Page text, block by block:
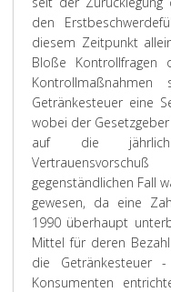
den
diesem Zeitpunkt
Bloße Kontrollfragen
Getränkesteuer eine
wobei der
auf die jährliche
gegenständlichen Fall
gewesen, da eine
1990 überhaupt
Mittel für deren
die Getränkesteuer
Konsumenten